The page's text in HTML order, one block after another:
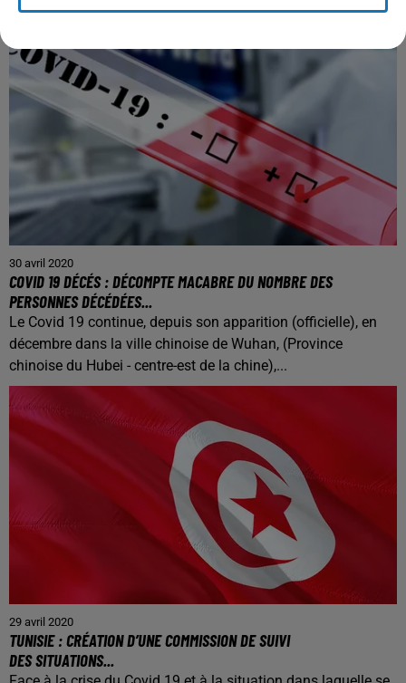
de l'univers artistique Africain.
30 avril 2020
COVID 19 DÉCÉS : DÉCOMPTE MACABRE DU NOMBRE DES
PERSONNES DÉCÉDÉES...
Le Covid 19 continue, depuis son apparition (officielle), en
décembre dans la ville chinoise de Wuhan, (Province
chinoise du Hubei - centre-est de la chine),...
29 avril 2020
TUNISIE : CRÉATION D’UNE COMMISSION DE SUIVI
DES SITUATIONS...